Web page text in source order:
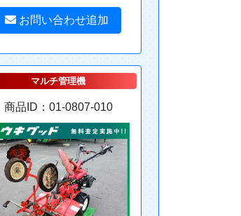
お問い合わせ追加
マルチ管理機
商品ID：01-0807-010